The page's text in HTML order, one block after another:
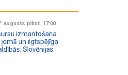
augusts plkst. 17:00
izmantošana
un ilgtspējīga
Slovēnijas